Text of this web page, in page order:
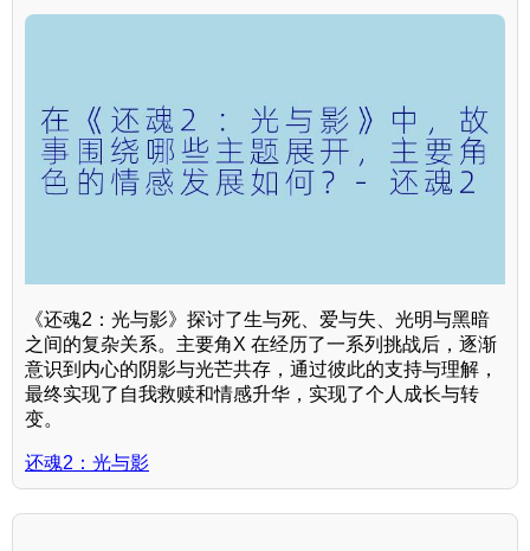
《还魂2：光与影》探讨了生与死、爱与失、光明与黑暗
之间的复杂关系。主要角X 在经历了一系列挑战后，逐渐
意识到内心的阴影与光芒共存，通过彼此的支持与理解，
最终实现了自我救赎和情感升华，实现了个人成长与转
变。
还魂2：光与影